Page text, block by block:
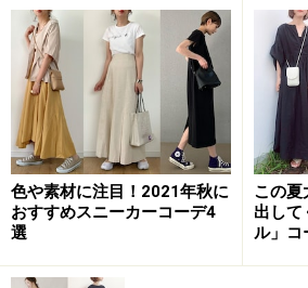
ぼやけず、引き締め効果が発揮され
2. テーパードパンツ×ショー
出典：WEAR
腰まわりや太ももに程よくゆとりが
細くなるラインが特徴のテーパード
色や素材に注目！2021年秋に
おすすめスニーカーコーデ4
選
この夏
出して
ル」コ